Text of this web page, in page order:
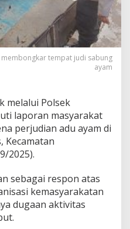
membongkar tempat judi sabung
ayam
melalui Polsek
laporan masyarakat
perjudian adu ayam di
Kecamatan
2025).
sebagai respon atas
kemasyarakatan
dugaan aktivitas